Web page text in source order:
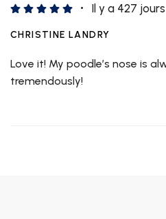
Il y a 427 jours
CHRISTINE LANDRY
Love it! My poodle’s nose is
tremendously!